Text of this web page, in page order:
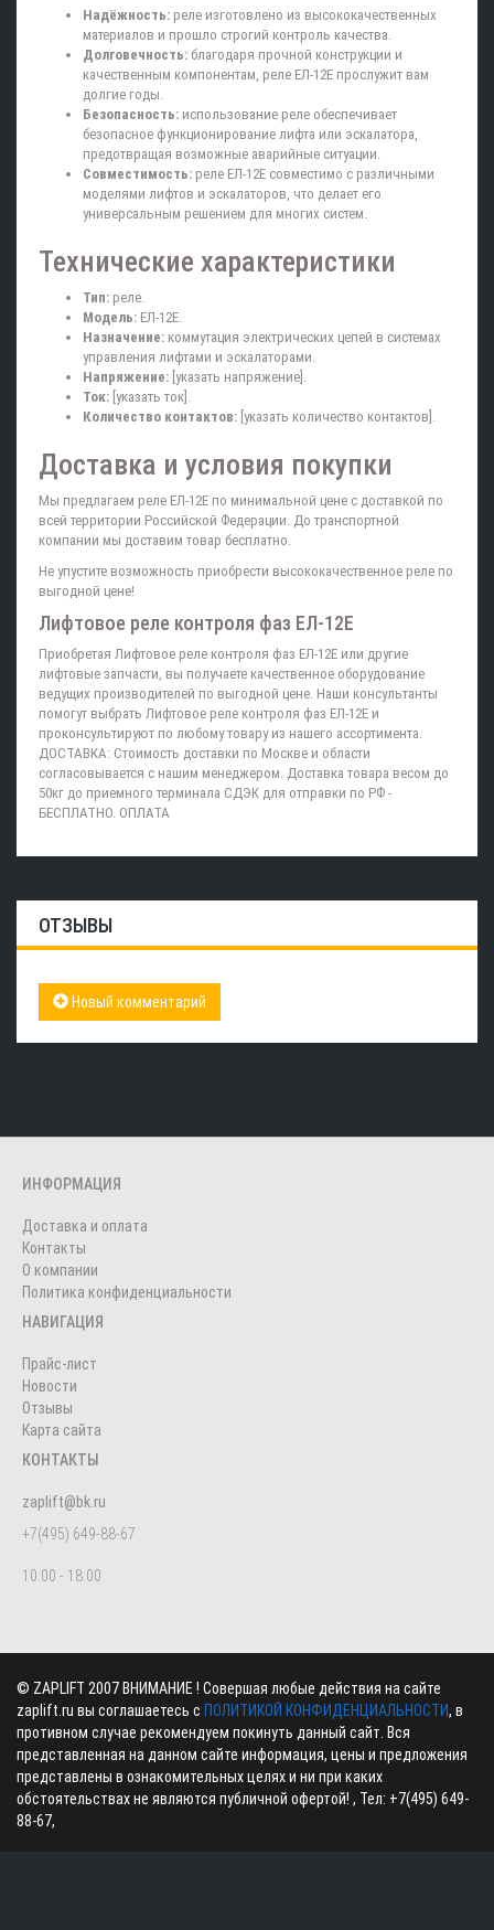
Надёжность: реле изготовлено из высококачественных
материалов и прошло строгий контроль качества.
Долговечность: благодаря прочной конструкции и
качественным компонентам, реле ЕЛ-12Е прослужит вам
долгие годы.
Безопасность: использование реле обеспечивает
безопасное функционирование лифта или эскалатора,
предотвращая возможные аварийные ситуации.
Совместимость: реле ЕЛ-12Е совместимо с различными
моделями лифтов и эскалаторов, что делает его
универсальным решением для многих систем.
Технические характеристики
Тип: реле.
Модель: ЕЛ-12Е.
Назначение: коммутация электрических цепей в системах
управления лифтами и эскалаторами.
Напряжение: [указать напряжение].
Ток: [указать ток].
Количество контактов: [указать количество контактов].
Доставка и условия покупки
Мы предлагаем реле ЕЛ-12Е по минимальной цене с доставкой по
всей территории Российской Федерации. До транспортной
компании мы доставим товар бесплатно.
Не упустите возможность приобрести высококачественное реле по
выгодной цене!
Лифтовое реле контроля фаз ЕЛ-12E
Приобретая Лифтовое реле контроля фаз ЕЛ-12E или другие
лифтовые запчасти, вы получаете качественное оборудование
ведущих производителей по выгодной цене. Наши консультанты
помогут выбрать Лифтовое реле контроля фаз ЕЛ-12E и
проконсультируют по любому товару из нашего ассортимента.
ДОСТАВКА: Стоимость доставки по Москве и области
согласовывается с нашим менеджером. Доставка товара весом до
50кг до приемного терминала СДЭК для отправки по РФ -
БЕСПЛАТНО. ОПЛАТА
ОТЗЫВЫ
Новый комментарий
ИНФОРМАЦИЯ
Доставка и оплата
Контакты
О компании
Политика конфиденциальности
НАВИГАЦИЯ
Прайс-лист
Новости
Отзывы
Карта сайта
КОНТАКТЫ
zaplift@bk.ru
+7(495) 649-88-67
10:00 - 18:00
© ZAPLIFT 2007 ВНИМАНИЕ ! Совершая любые действия на сайте
zaplift.ru вы соглашаетесь с ПОЛИТИКОЙ КОНФИДЕНЦИАЛЬНОСТИ, в
противном случае рекомендуем покинуть данный сайт. Вся
представленная на данном сайте информация, цены и предложения
представлены в ознакомительных целях и ни при каких
обстоятельствах не являются публичной офертой! , Тел: +7(495) 649-
88-67,